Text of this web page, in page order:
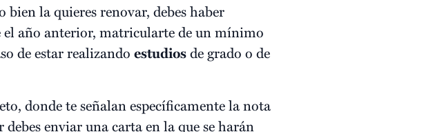
la quieres renovar, debes haber
el año anterior, matricularte de un mínimo
de estar realizando estudiosde grado o de
donde te señalan específicamente la nota
enviar una carta en la que se harán